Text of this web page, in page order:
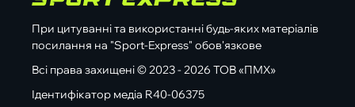
При цитуванні та використанні будь-яких матеріалів
посилання на "Sport-Express" обов'язкове
Всі права захищені © 2023 - 2026 ТОВ «ПМХ»
Ідентифікатор медіа R40-06375